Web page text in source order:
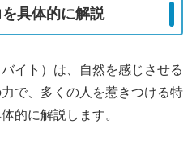
具体的に解説
イト）は、自然を感じさせる
で、多くの人を惹きつける特
的に解説します。